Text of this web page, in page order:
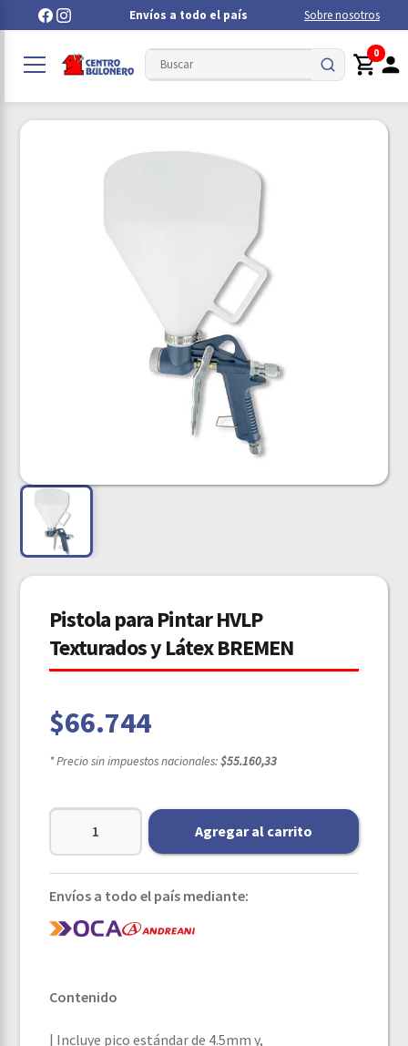
Envíos a todo el país Sobre nosotros
0
Pistola para Pintar HVLP
Texturados y Látex BREMEN
$66.744
* Precio sin impuestos nacionales:$55.160,33
Agregar al carrito
Envíos a todo el país mediante:
Contenido
| Incluye pico estándar de 4.5mm y,